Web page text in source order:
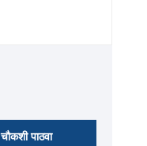
चौकशी पाठवा